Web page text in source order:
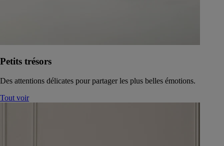
Petits trésors
Des attentions délicates pour partager les plus belles émotions.
Tout voir